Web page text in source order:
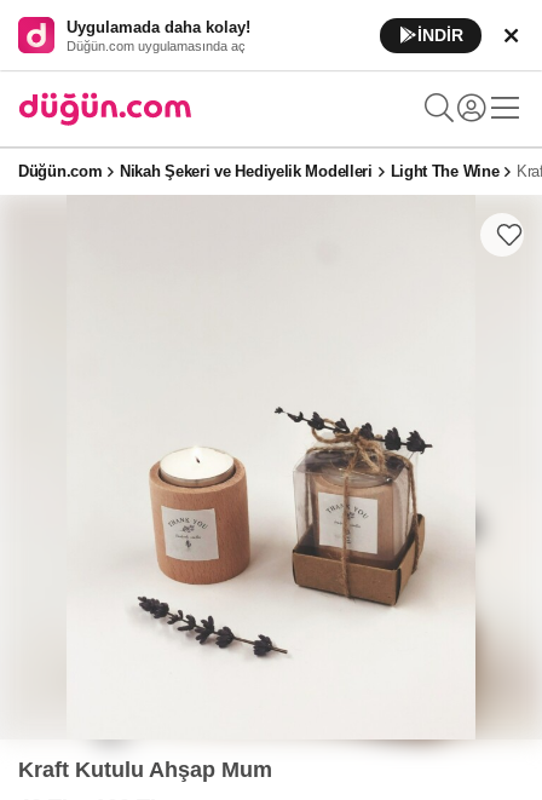
Uygulamada daha kolay!
Düğün.com uygulamasında aç
İNDİR
Düğün.com Nikah Şekeri ve Hediyelik Modelleri Light The Wine
Kraft Kutulu Ahşap Mum